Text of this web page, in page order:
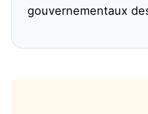
gouvernementaux